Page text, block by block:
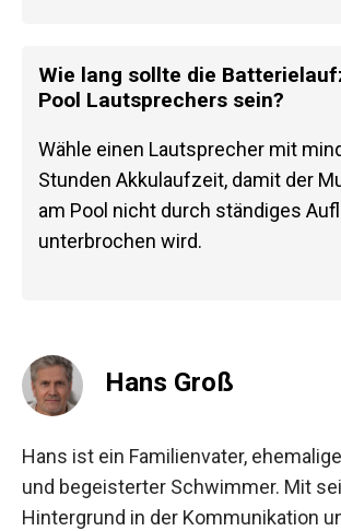
Wie lang sollte die
Pool Lautsprechers sein?
Wähle einen Lautsprecher mit
Stunden Akkulaufzeit, damit der
am Pool nicht durch ständiges
unterbrochen wird.
Hans Groß
Hans ist ein Familienvater,
und begeisterter Schwimmer. Mit
Hintergrund in der Kommunikation